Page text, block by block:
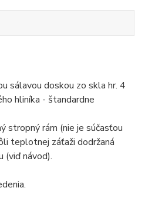
sálavou doskou zo skla hr. 4
hliníka - štandardne
stropný rám (nie je súčasťou
teplotnej záťaži dodržaná
(viď návod).